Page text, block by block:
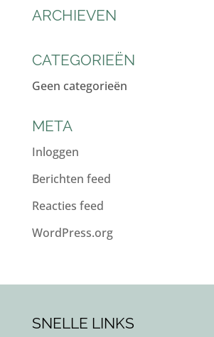
ARCHIEVEN
CATEGORIEËN
Geen categorieën
META
Inloggen
Berichten feed
Reacties feed
WordPress.org
SNELLE LINKS